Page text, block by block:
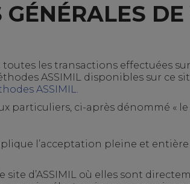
les transactions effectuées
ASSIMIL disponibles sur ce
ASSIMIL.
particuliers, ci-après dénommé « le
l’acceptation pleine et
site d’ASSIMIL où elles sont